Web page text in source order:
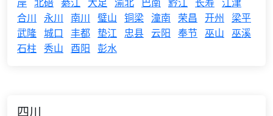
合川 永川 南川 璧山 铜梁 潼南 荣昌 开州
梁平
武隆 城口 丰都 垫江 忠县 云阳 奉节 巫山 巫溪
石柱 秀山 酉阳 彭水
四川